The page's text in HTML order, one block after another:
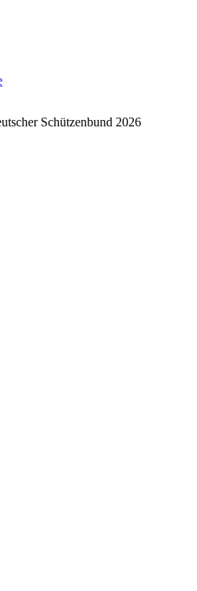
Schützenbund 2026